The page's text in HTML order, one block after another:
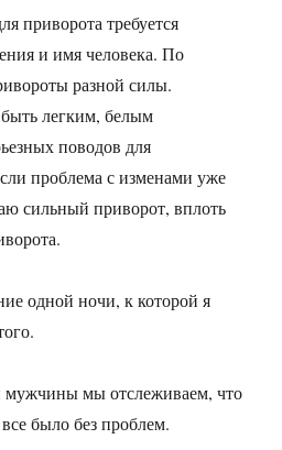
приворота требуется
и имя человека. По
разной силы.
легким, белым
поводов для
проблема с изменами уже
сильный приворот, вплоть
одной ночи, к которой я
мужчины мы отслеживаем, что
было без проблем.